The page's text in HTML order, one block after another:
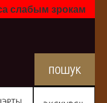
слабым зрокам